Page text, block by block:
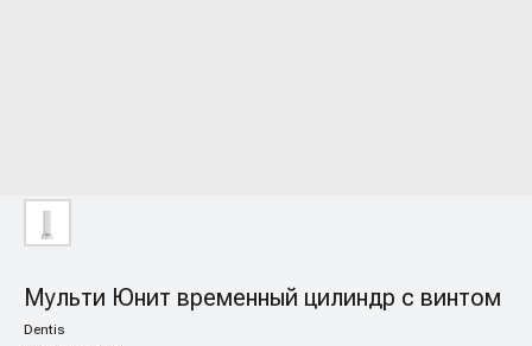
Мульти Юнит временный цилиндр с винтом
Dentis